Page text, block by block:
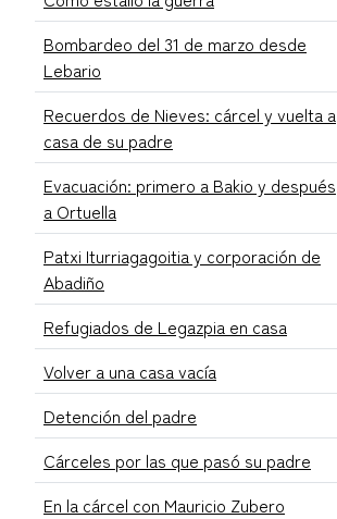
Bombardeo del 31 de marzo desde
Lebario
Recuerdos de Nieves: cárcel y vuelta a
casa de su padre
Evacuación: primero a Bakio y después
a Ortuella
Patxi Iturriagagoitia y corporación de
Abadiño
Refugiados de Legazpia en casa
Volver a una casa vacía
Detención del padre
Cárceles por las que pasó su padre
En la cárcel con Mauricio Zubero